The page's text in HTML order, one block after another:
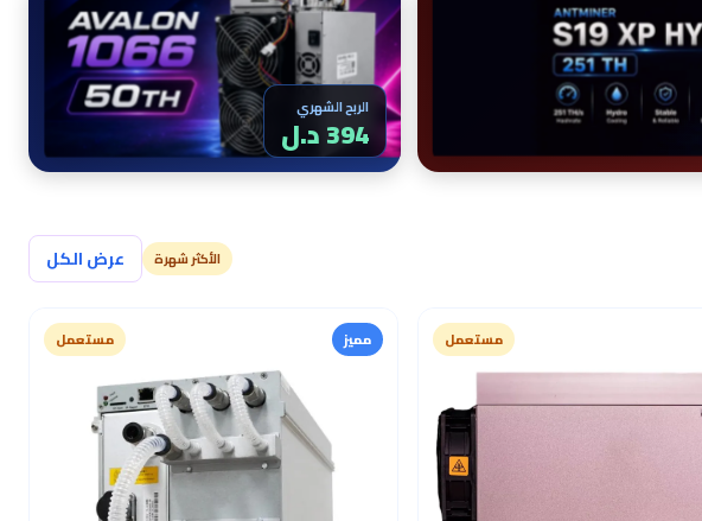
الربح الشهري
394 د.ل
الأكثر شهرة عرض الكل
مستعمل مميز مستعمل